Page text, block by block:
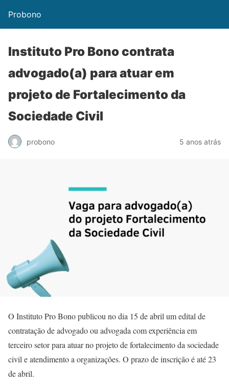
Probono
Instituto Pro Bono contrata
advogado(a) para atuar em
projeto de Fortalecimento da
Sociedade Civil
probono 5 anos atrás
O Instituto Pro Bono publicou no dia 15 de abril um edital de
contratação de advogado ou advogada com experiência em
terceiro setor para atuar no projeto de fortalecimento da sociedade
civil e atendimento a organizações. O prazo de inscrição é até 23
de abril.